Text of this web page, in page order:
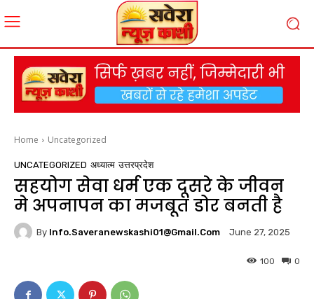
Home Uncategorized
UNCATEGORIZED अध्यात्म उत्तरप्रदेश
सहयोग सेवा धर्म एक दूसरे के जीवन
मे अपनापन का मजबूत डोर बनती है
By Info.saveranewskashi01@gmail.com June 27, 2025
0
100